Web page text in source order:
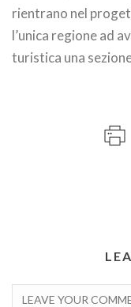
rientrano nel
l’unica regione ad
turistica una